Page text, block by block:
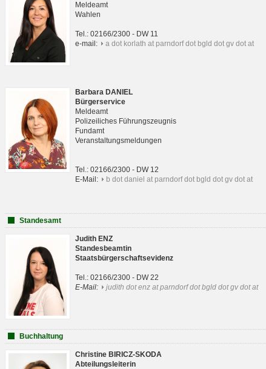
Meldeamt
Wahlen
Tel.: 02166/2300 - DW 11
e-mail:
a dot korlath at parndorf dot bgld dot gv dot at
Barbara DANIEL
Bürgerservice
Meldeamt
Polizeiliches Führungszeugnis
Fundamt
Veranstaltungsmeldungen
Tel.: 02166/2300 - DW 12
E-Mail:
b dot daniel at parndorf dot bgld dot gv dot at
Standesamt
Judith ENZ
Standesbeamtin
Staatsbürgerschaftsevidenz
Tel.: 02166/2300 - DW 22
E-Mail:
judith dot enz at parndorf dot bgld dot gv dot at
Buchhaltung
Christine BIRICZ-SKODA
Abteilungsleiterin